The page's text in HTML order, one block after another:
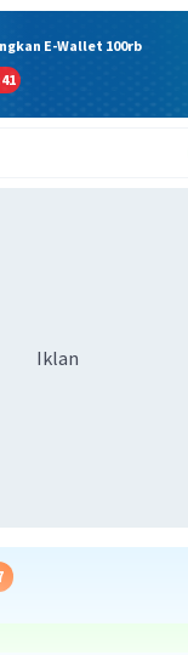
E-Wallet 100rb
41
Iklan